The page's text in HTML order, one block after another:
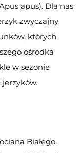
apus). Dla nas
zwyczajny
których
ośrodka
w sezonie
Białego.